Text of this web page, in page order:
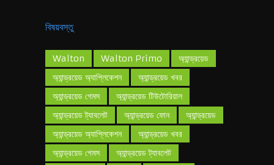
বিষয়বস্তু
Walton Walton Primo
অ্যান্ড্রয়েড
অ্যান্ড্রয়েড অ্যাপ্লিকেশন
অ্যান্ড্রয়েড খবর
অ্যান্ড্রয়েড গেমস
অ্যান্ড্রয়েড টিউটোরিয়াল
অ্যান্ড্রয়েড ট্যাবলেট
অ্যান্ড্রয়েড ফোন
অ্যান্ড্রয়েড
অ্যান্ড্রয়েড অ্যাপ্লিকেশন
অ্যান্ড্রয়েড খবর
অ্যান্ড্রয়েড গেমস
অ্যান্ড্রয়েড ট্যাবলেট